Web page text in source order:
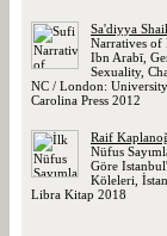
Sa'diyya
Narratives of
Ibn Arabī,
Sexuality,
NC / London:
Carolina Press 2012
Raif
Nüfus
Göre
Köleleri,
Libra Kitap 2018